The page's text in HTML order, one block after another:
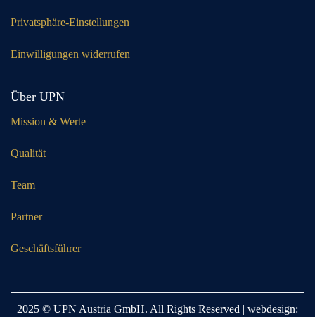
Privatsphäre-Einstellungen
Einwilligungen widerrufen
Über UPN
Mission & Werte
Qualität
Team
Partner
Geschäftsführer
2025 © UPN Austria GmbH. All Rights Reserved | webdesign: